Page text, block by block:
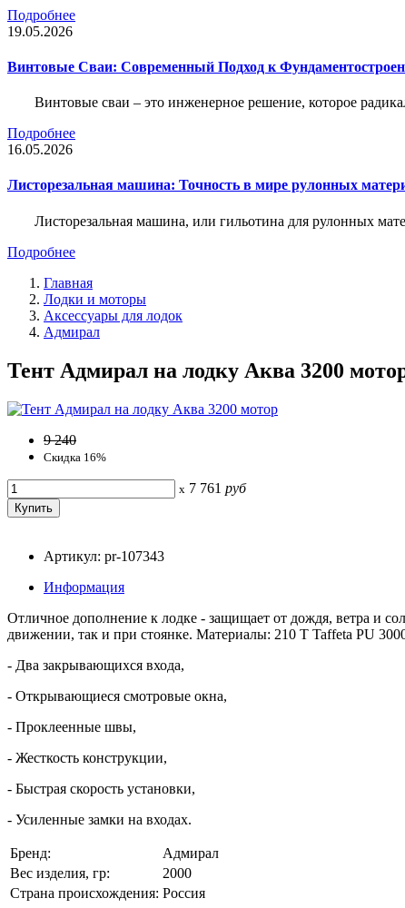
Подробнее
19.05.2026
Винтовые Сваи: Современный Подход к
Винтовые сваи – это инженерное решение, которое
Подробнее
16.05.2026
Листорезальная машина: Точность в мире рулонных
Листорезальная машина, или гильотина для рулонных
Подробнее
Главная
Лодки и моторы
Аксессуары для лодок
Адмирал
Тент Адмирал на лодку Аква 3200
9 240
Скидка 16%
x 7 761 руб
Артикул: pr-107343
Информация
Отличное дополнение к лодке - защищает от дождя, ветра и
движении, так и при стоянке. Материалы: 210 T Taffeta PU
- Два закрывающихся входа,
- Открывающиеся смотровые окна,
- Проклеенные швы,
- Жесткость конструкции,
- Быстрая скорость установки,
- Усиленные замки на входах.
Бренд:
Адмирал
Вес изделия, гр:
2000
Страна происхождения: Россия